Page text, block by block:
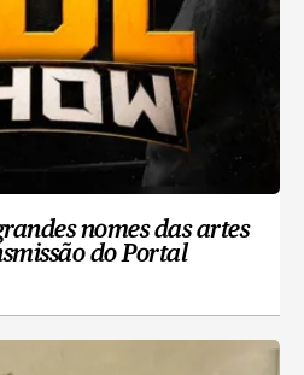
nomes das artes
do Portal